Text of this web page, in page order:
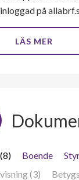
på
LÄS MER
Boende
(3)